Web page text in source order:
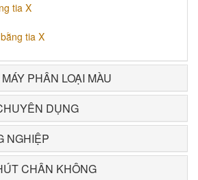
tia X
tia X
PHÂN LOẠI MÀU
DỤNG
NGHIỆP
CHÂN KHÔNG